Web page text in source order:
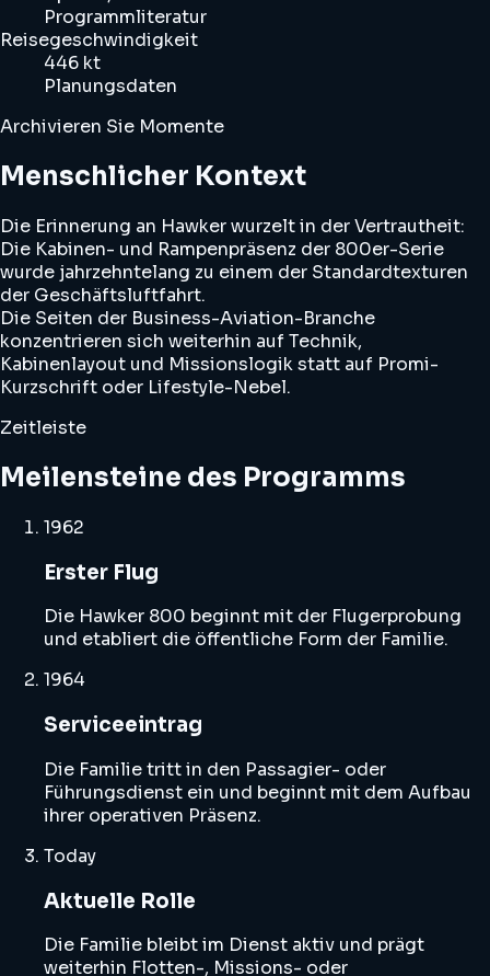
Programmliteratur
Reisegeschwindigkeit
446 kt
Planungsdaten
Archivieren Sie Momente
Menschlicher Kontext
Die Erinnerung an Hawker wurzelt in der Vertrautheit:
Die Kabinen- und Rampenpräsenz der 800er-Serie
wurde jahrzehntelang zu einem der Standardtexturen
der Geschäftsluftfahrt.
Die Seiten der Business-Aviation-Branche
konzentrieren sich weiterhin auf Technik,
Kabinenlayout und Missionslogik statt auf Promi-
Kurzschrift oder Lifestyle-Nebel.
Zeitleiste
Meilensteine des Programms
1962
Erster Flug
Die Hawker 800 beginnt mit der Flugerprobung
und etabliert die öffentliche Form der Familie.
1964
Serviceeintrag
Die Familie tritt in den Passagier- oder
Führungsdienst ein und beginnt mit dem Aufbau
ihrer operativen Präsenz.
Today
Aktuelle Rolle
Die Familie bleibt im Dienst aktiv und prägt
weiterhin Flotten-, Missions- oder